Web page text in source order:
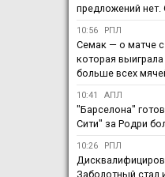
предложений
10:56 РПЛ
Семак — о матче
которая
больше всех
10:41 АПЛ
"Барселона"
Сити" за Родри
10:26 РПЛ
Заболотный стал